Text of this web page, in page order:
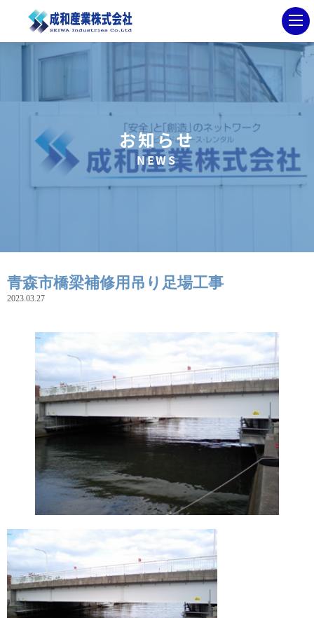
お知らせ
NEWS
青森市橋梁補修用吊り足場工事
2023.03.27